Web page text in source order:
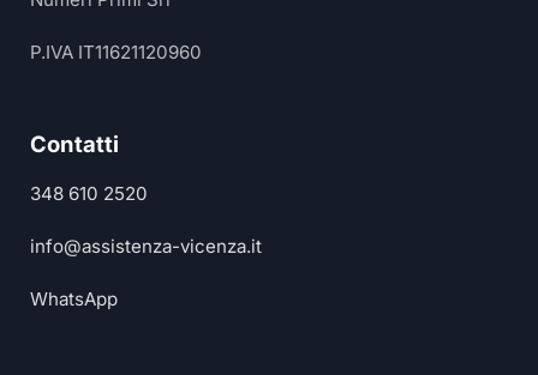
P.IVA IT11621120960
Contatti
348 610 2520
info@assistenza-vicenza.it
WhatsApp